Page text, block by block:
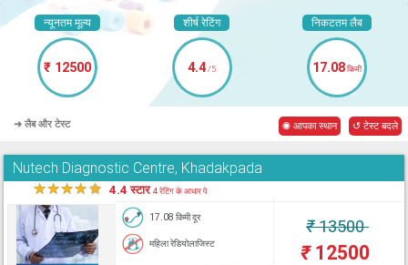
न्यूनतम मूल्य
₹ 12500
शीर्ष रेटिंग
4.4/5
निकटतम लैब
17.08किमी
➜ लैब और टेस्ट ◉ आपका स्थान ↺ टेस्ट बदले
Nutech Diagnostic Centre, Khadakpada
★★★★★ 4.4 स्टार4 रेटिंग के आधार पे
17.08 किमी दूर
महिला रेडियोलाजिस्ट
₹13500
₹12500